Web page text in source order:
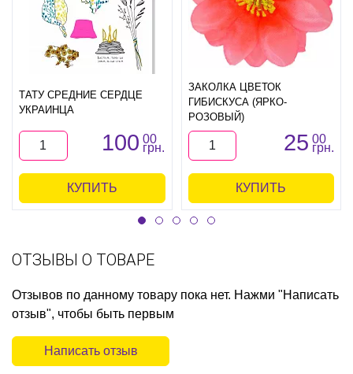
ТАТУ СРЕДНИЕ СЕРДЦЕ
УКРАИНЦА
100 00
грн.
КУПИТЬ
ЗАКОЛКА ЦВЕТОК
ГИБИСКУСА (ЯРКО-
РОЗОВЫЙ)
25 00
грн.
КУПИТЬ
ОТЗЫВЫ О ТОВАРЕ
Отзывов по данному товару пока нет. Нажми "Написать
отзыв", чтобы быть первым
Написать отзыв